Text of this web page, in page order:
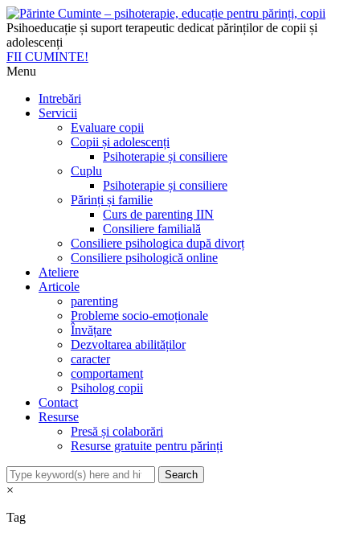
Psihoeducație și suport terapeutic dedicat părinților de copii și
adolescenți
FII CUMINTE!
Menu
Intrebări
Servicii
Evaluare copii
Copii și adolescenți
Psihoterapie și consiliere
Cuplu
Psihoterapie și consiliere
Părinți și familie
Curs de parenting IIN
Consiliere familială
Consiliere psihologica după divorț
Consiliere psihologică online
Ateliere
Articole
parenting
Probleme socio-emoționale
Învățare
Dezvoltarea abilităților
caracter
comportament
Psiholog copii
Contact
Resurse
Presă și colaborări
Resurse gratuite pentru părinți
×
Tag